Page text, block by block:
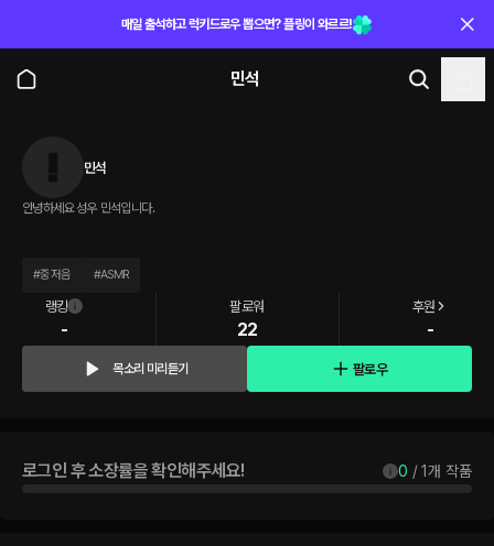
매일 출석하고 럭키드로우 뽑으면? 플링이 와르르!
민석
민석
안녕하세요 성우 민석입니다.
#중저음 #ASMR
랭킹
-
팔로워
22
후원
-
목소리 미리듣기 팔로우
로그인 후 소장률을 확인해주세요! 0 / 1개 작품